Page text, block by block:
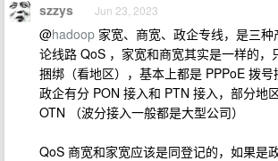
szzys Jun 23, 2023
@hadoop 家宽、商宽、政企专线，是三种
论线路 QoS ，家宽和商宽其实是一样的，
捆绑（看地区），基本上都是 PPPoE 拨号
政企有分 PON 接入和 PTN 接入，部分地
OTN （波分接入一般都是大型公司）
QoS 商宽和家宽应该是同登记的，如果是